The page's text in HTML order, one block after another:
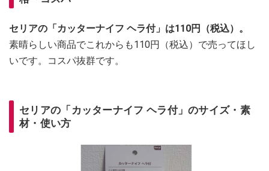
セリアの「カッターナイフ ヘラ付」は110円（税込）。
素晴らしい商品でこれからも110円（税込）で売ってほし
いです。コスパ抜群です。
セリアの「カッターナイフ ヘラ付」のサイズ・素
材・使い方